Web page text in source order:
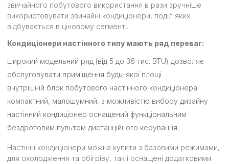
звичайного побутового використання в рази зручніше
використовувати звичайні кондиціонери, поділ яких
відбувається в ціновому сегменті.
Кондиціонери настінного типу мають ряд переваг:
широкий модельний ряд (від 5 до 36 тис. BTU) дозволяє
обслуговувати приміщення будь-якої площі
внутрішній блок побутового настінного кондиціонера
компактний, малошумний, з можливістю вибору дизайну
настінний кондиціонер оснащений функціональним
бездротовим пультом дистанційного керування.
Настінні кондиціонери можна купити з базовими режимами,
для охолодження та обігріву, так і оснащені додатковими